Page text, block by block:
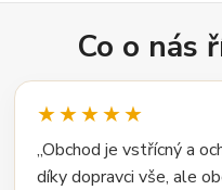
Co o nás
★★★★★
„Obchod je vstřícný a
díky dopravci vše, ale